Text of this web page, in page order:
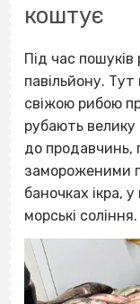
коштує
Під час
павільйону.
свіжою рибою
рубають велику
до продавчинь,
замороженими
баночках ікра,
морські соління.